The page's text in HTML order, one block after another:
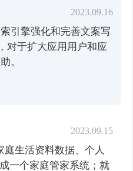
2023.09.16
引擎强化和完善文案写
对于扩大应用用户和应
。
2023.09.15
生活资料数据、个人
一个家庭管家系统；就